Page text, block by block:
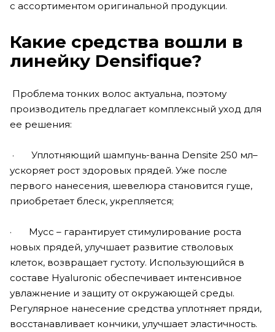
с ассортиментом оригинальной продукции.
Какие средства вошли в
линейку Densifique?
Проблема тонких волос актуальна, поэтому
производитель предлагает комплексный уход для
ее решения:
· Уплотняющий шампунь-ванна Densite 250 мл–
ускоряет рост здоровых прядей. Уже после
первого нанесения, шевелюра становится гуще,
приобретает блеск, укрепляется;
· Мусс – гарантирует стимулирование роста
новых прядей, улучшает развитие стволовых
клеток, возвращает густоту. Использующийся в
составе Hyaluronic обеспечивает интенсивное
увлажнение и защиту от окружающей среды.
Регулярное нанесение средства уплотняет пряди,
восстанавливает кончики, улучшает эластичность.